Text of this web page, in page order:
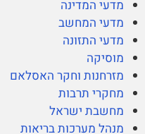
מדעי המדינה
מדעי המחשב
מדעי התזונה
מוסיקה
מזרחנות וחקר האסלאם
מחקרי תרבות
מחשבת ישראל
מנהל מערכות בריאות